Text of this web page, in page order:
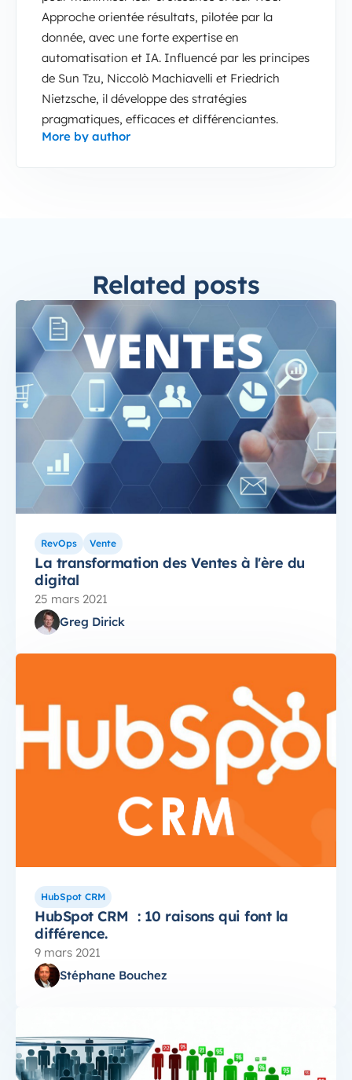
Approche orientée résultats, pilotée par la
donnée, avec une forte expertise en
automatisation et IA. Influencé par les principes
de Sun Tzu, Niccolò Machiavelli et Friedrich
Nietzsche, il développe des stratégies
pragmatiques, efficaces et différenciantes.
More by author
Related posts
RevOps Vente
La transformation des Ventes à l'ère du
digital
25 mars 2021
Greg Dirick
HubSpot CRM
HubSpot CRM : 10 raisons qui font la
différence.
9 mars 2021
Stéphane Bouchez